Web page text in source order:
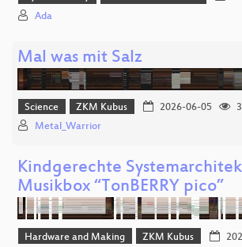
Ada
Mal was mit Salz
Science ZKM Kubus 2026-06-05
Metal_Warrior
Kindgerechte
Musikbox “TonBERRY pico”
Hardware and Making ZKM Kubus